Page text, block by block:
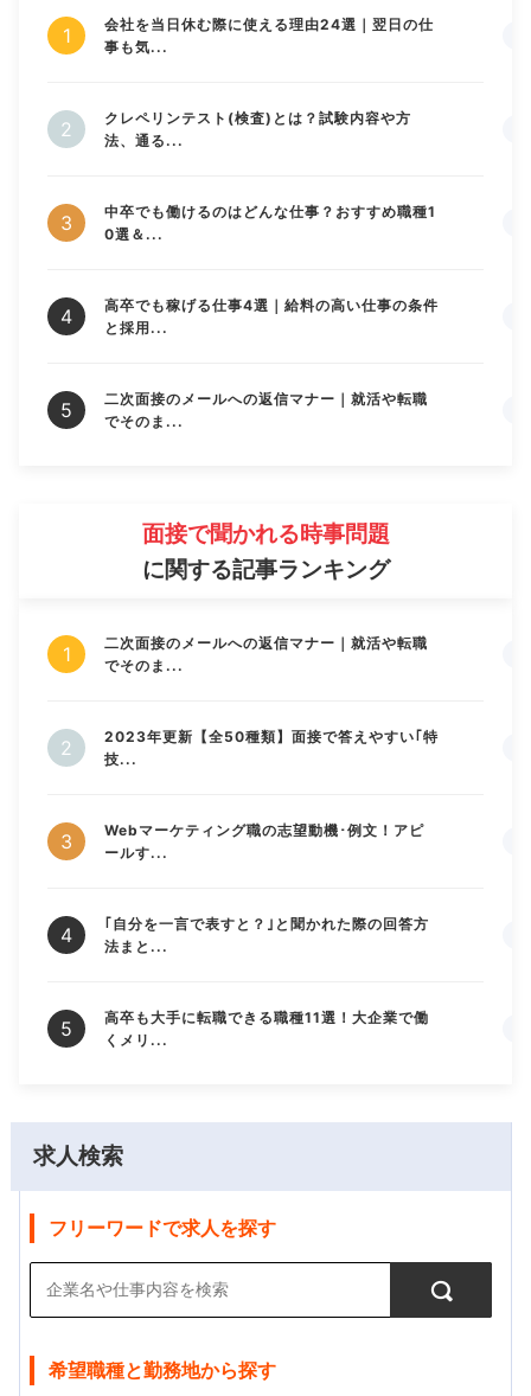
求人検索
フリーワードで求人を探す
希望職種と勤務地から探す
会社を当日休む際に使える理由24選｜翌日の仕
事も気...
クレペリンテスト(検査)とは？試験内容や方
法、通る...
中卒でも働けるのはどんな仕事？おすすめ職種1
0選＆...
高卒でも稼げる仕事4選｜給料の高い仕事の条件
と採用...
二次面接のメールへの返信マナー｜就活や転職
でそのま...
面接で聞かれる時事問題
に関する記事ランキング
二次面接のメールへの返信マナー｜就活や転職
でそのま...
2023年更新【全50種類】面接で答えやすい｢特
技...
Webマーケティング職の志望動機･例文！アピ
ールす...
｢自分を一言で表すと？｣と聞かれた際の回答方
法まと...
高卒も大手に転職できる職種11選！大企業で働
くメリ...